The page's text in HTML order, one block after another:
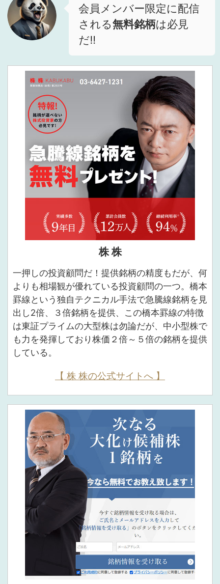
会員メンバー限定に配信
される無料銘柄は必見
だ!!
株 株
一押しの投資顧問だ！提供銘柄の精度もだが、何
よりも相場観が優れている投資顧問の一つ。橋本
罫線という独自テクニカル手法で急騰線銘柄を見
出し2倍、３倍銘柄を提供、この橋本罫線の特徴
は東証プライムの大型株は勿論だが、中小型株で
も力を発揮しており株価２倍～５倍の銘柄を提供
している。
【 株 株の公式サイトへ 】